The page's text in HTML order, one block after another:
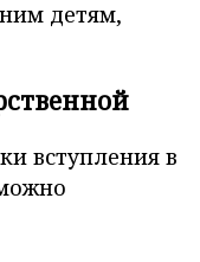
детям,
вступления в